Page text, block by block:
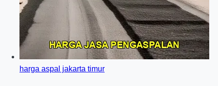
harga aspal jakarta timur